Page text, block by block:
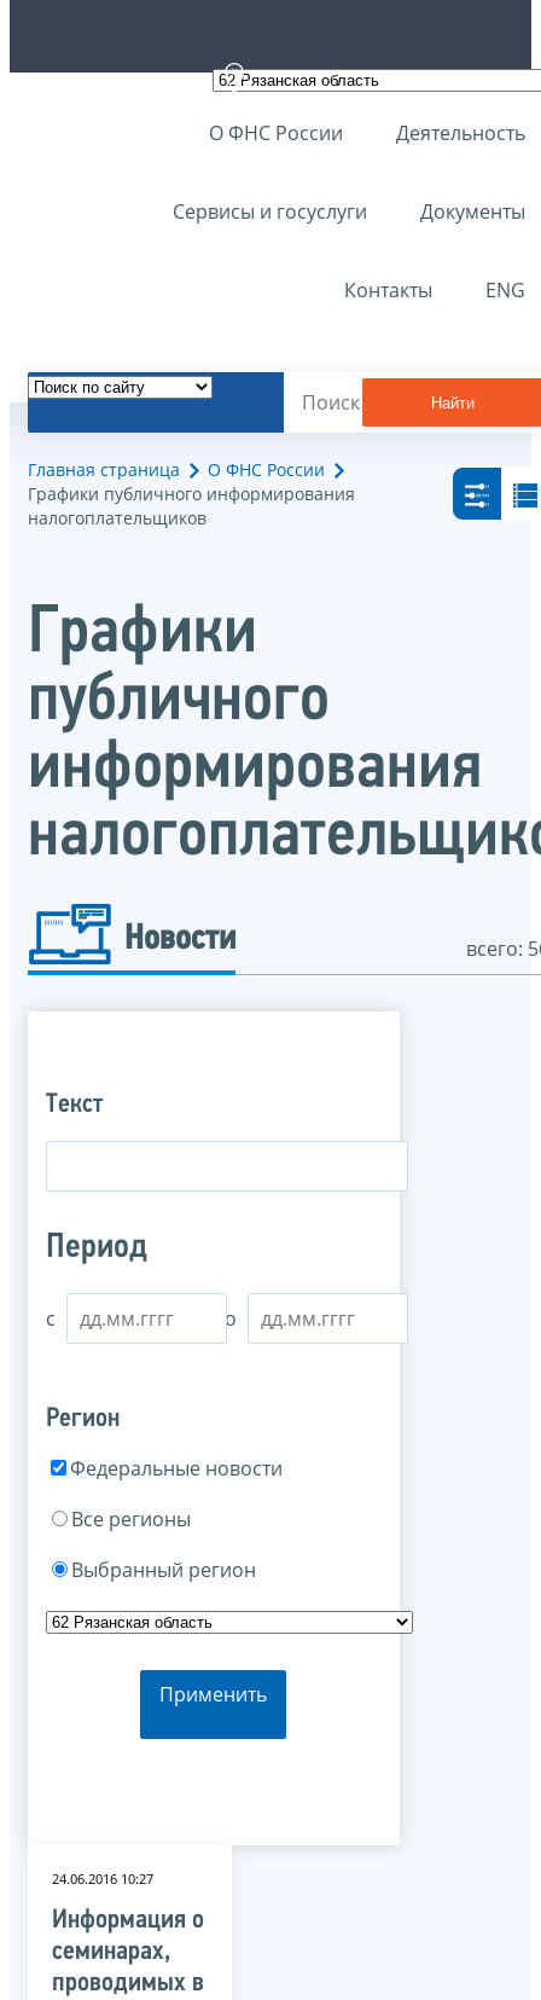
О ФНС России Деятельность
Сервисы и госуслуги Документы
Контакты ENG
Найти
Главная страница
О ФНС России
Графики публичного информирования
налогоплательщиков
Графики
публичного
информирования
Новости всего:
Текст
Период
с по
Регион
Федеральные новости
Все регионы
Выбранный регион
Применить
24.06.2016 10:27
Информация о
семинарах,
проводимых в